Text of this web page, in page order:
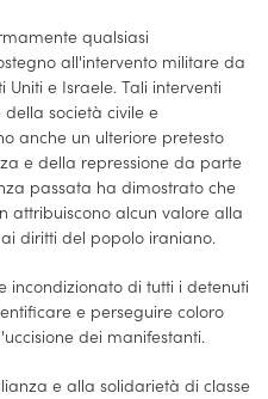
qualsiasi
all'intervento militare da
Uniti e Israele. Tali interventi
società civile e
anche un ulteriore pretesto
e della repressione da parte
passata ha dimostrato che
attribuiscono alcun valore alla
diritti del popolo iraniano.
incondizionato di tutti i detenuti
e perseguire coloro
dei manifestanti.
e alla solidarietà di classe